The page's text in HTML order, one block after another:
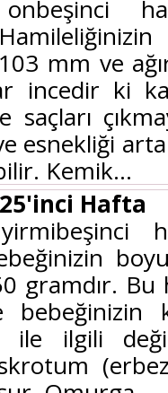
onbeşinci
mm ve
incedir ki
saçları
esnekliği
Kemik...
Hafta
gramdır.
ile ilgili